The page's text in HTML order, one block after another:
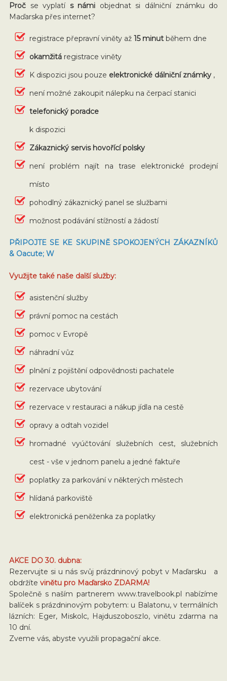
Proč se vyplatí s námi objednat si dálniční známku do
Maďarska přes internet?
registrace přepravní viněty až 15 minut během dne
okamžitá registrace viněty
K dispozici jsou pouze elektronické dálniční známky ,
není možné zakoupit nálepku na čerpací stanici
telefonický poradce
k dispozici
Zákaznický servis hovořící polsky
není problém najít na trase elektronické prodejní
místo
pohodlný zákaznický panel se službami
možnost podávání stížností a žádostí
PŘIPOJTE SE KE SKUPINĚ SPOKOJENÝCH ZÁKAZNÍKŮ
& Oacute; W
Využijte také naše další služby:
asistenční služby
právní pomoc na cestách
pomoc v Evropě
náhradní vůz
plnění z pojištění odpovědnosti pachatele
rezervace ubytování
rezervace v restauraci a nákup jídla na cestě
opravy a odtah vozidel
hromadné vyúčtování služebních cest, služebních
cest - vše v jednom panelu a jedné faktuře
poplatky za parkování v některých městech
hlídaná parkoviště
elektronická peněženka za poplatky
AKCE DO 30. dubna:
Rezervujte si u nás svůj prázdninový pobyt v Maďarsku a
obdržíte vinětu pro Maďarsko ZDARMA!
Společně s naším partnerem www.travelbook.pl nabízíme
balíček s prázdninovým pobytem: u Balatonu, v termálních
lázních: Eger, Miskolc, Hajduszoboszlo, vinětu zdarma na
10 dní.
Zveme vás, abyste využili propagační akce.